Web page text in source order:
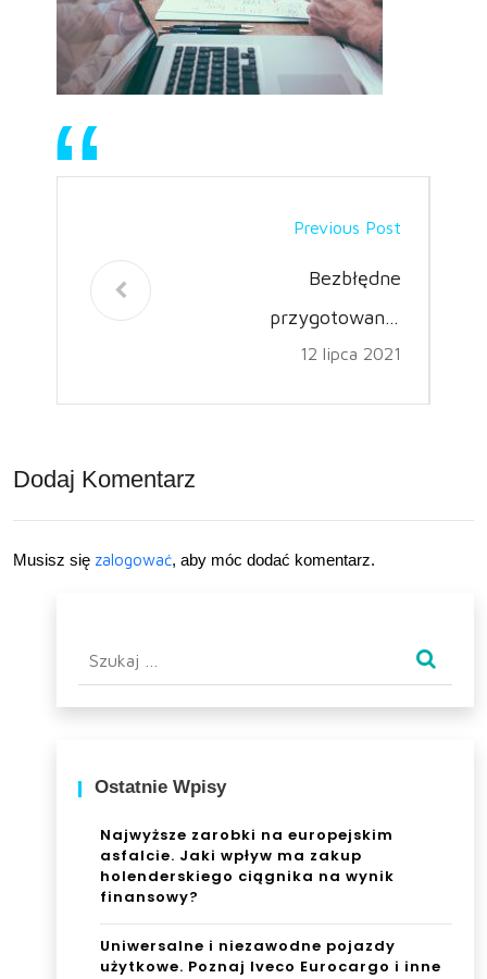
Previous Post
Bezbłędne
przygotowanie
tłumaczeń z zakresu
12 lipca 2021
Dodaj Komentarz
Musisz się zalogować, aby móc dodać komentarz.
Ostatnie Wpisy
Najwyższe zarobki na europejskim
asfalcie. Jaki wpływ ma zakup
holenderskiego ciągnika na wynik
finansowy?
Uniwersalne i niezawodne pojazdy
użytkowe. Poznaj Iveco Eurocargo i inne